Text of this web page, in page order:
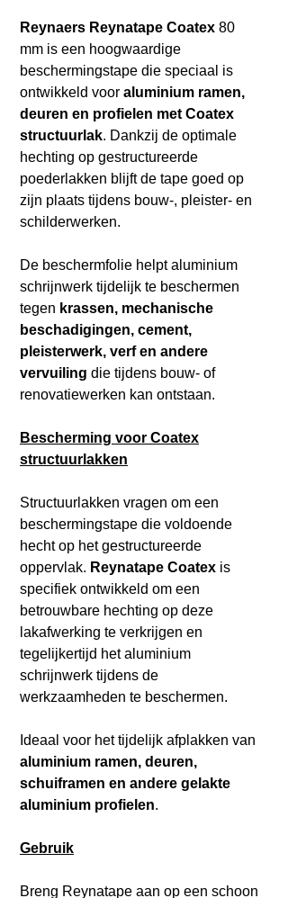
Reynaers Reynatape Coatex 80
mm is een hoogwaardige
beschermingstape die speciaal is
ontwikkeld voor aluminium ramen,
deuren en profielen met Coatex
structuurlak. Dankzij de optimale
hechting op gestructureerde
poederlakken blijft de tape goed op
zijn plaats tijdens bouw-, pleister- en
schilderwerken.
De beschermfolie helpt aluminium
schrijnwerk tijdelijk te beschermen
tegen krassen, mechanische
beschadigingen, cement,
pleisterwerk, verf en andere
vervuiling die tijdens bouw- of
renovatiewerken kan ontstaan.
Bescherming voor Coatex
structuurlakken
Structuurlakken vragen om een
beschermingstape die voldoende
hecht op het gestructureerde
oppervlak. Reynatape Coatex is
specifiek ontwikkeld om een
betrouwbare hechting op deze
lakafwerking te verkrijgen en
tegelijkertijd het aluminium
schrijnwerk tijdens de
werkzaamheden te beschermen.
Ideaal voor het tijdelijk afplakken van
aluminium ramen, deuren,
schuiframen en andere gelakte
aluminium profielen.
Gebruik
Breng Reynatape aan op een schoon